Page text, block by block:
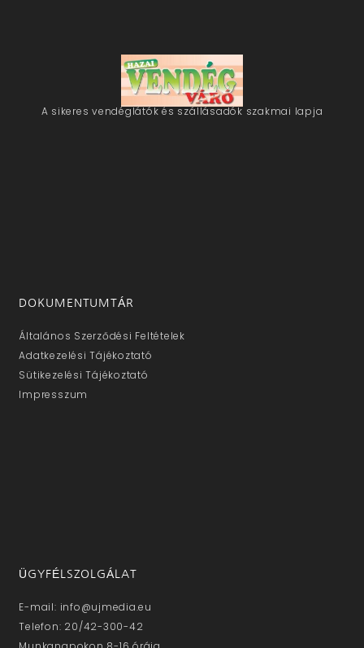
A sikeres vendéglátók és szállásadók szakmai lapja
DOKUMENTUMTÁR
Általános Szerződési Feltételek
Adatkezelési Tájékoztató
Sütikezelési Tájékoztató
Impresszum
ÜGYFÉLSZOLGÁLAT
E-mail: info@ujmedia.eu
Telefon: 20/42-300-42